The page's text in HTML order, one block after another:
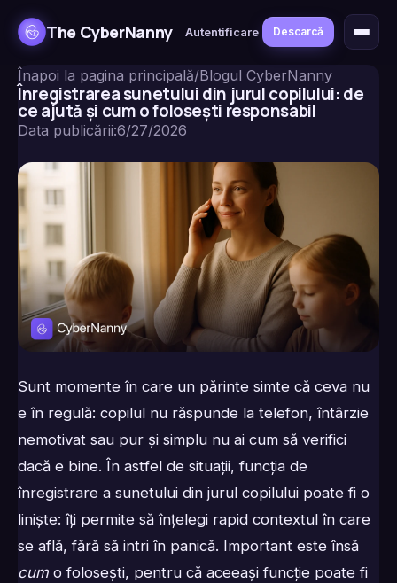
The CyberNanny Autentificare Descarcă
Înapoi la pagina principală/Blogul CyberNanny
Înregistrarea sunetului din jurul copilului: de
ce ajută și cum o folosești responsabil
Data publicării:6/27/2026
Sunt momente în care un părinte simte că ceva nu
e în regulă: copilul nu răspunde la telefon, întârzie
nemotivat sau pur și simplu nu ai cum să verifici
dacă e bine. În astfel de situații, funcția de
înregistrare a sunetului din jurul copilului poate fi o
liniște: îți permite să înțelegi rapid contextul în care
se află, fără să intri în panică. Important este însă
cum o folosești, pentru că aceeași funcție poate fi